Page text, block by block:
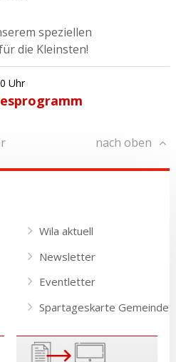
speziellen
die Kleinsten!
Uhr
nach oben
Wila aktuell
Newsletter
Eventletter
Spartageskarte Gemeinde